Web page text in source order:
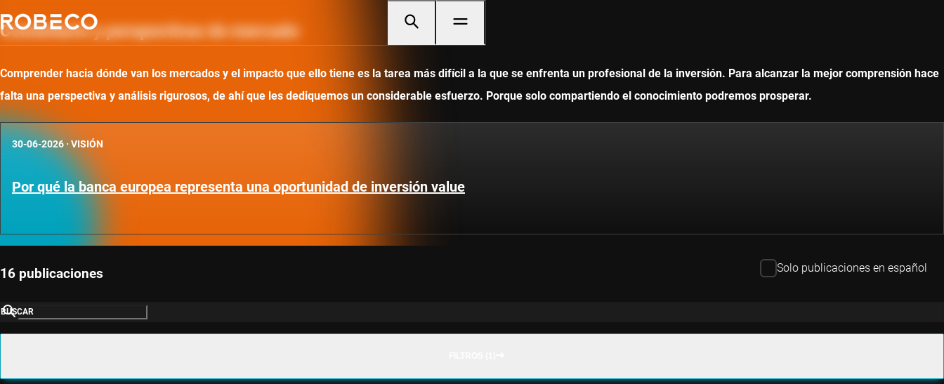
Comentario y perspectivas de mercado
Comprender hacia dónde van los mercados y el impacto que ello tiene es la tarea más difícil a la que se enfrenta un profesional de la inversión. Para alcanzar la mejor comprensión hace
falta una perspectiva y análisis rigurosos, de ahí que les dediquemos un considerable esfuerzo. Porque solo compartiendo el conocimiento podremos prosperar.
30-06-2026·VISIÓN
Por qué la banca europea representa una oportunidad de inversión value
16 publicaciones Solo publicaciones en español
BUSCAR